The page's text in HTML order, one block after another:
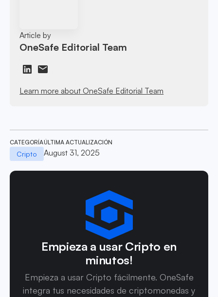
Article by
OneSafe Editorial Team
Learn more about OneSafe Editorial Team
CATEGORÍA
Cripto
ÚLTIMA ACTUALIZACIÓN
August 31, 2025
Empieza a usar Cripto en
minutos!
Empieza a usar Cripto fácilmente. OneSafe
integra tus necesidades de criptomonedas y